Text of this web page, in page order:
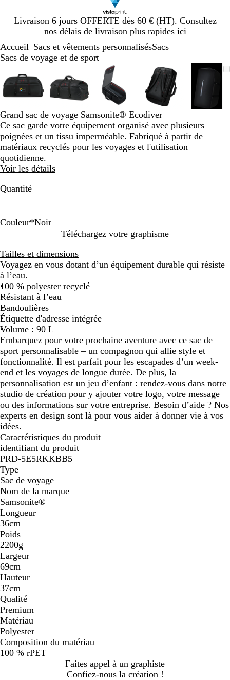
Livraison 6 jours OFFERTE dès 60 € (HT). Consultez
nos délais de livraison plus rapides ici
Diapositive
1
Accueil Sacs et vêtements personnalisésSacs
Sacs de voyage et de sport
zoomable
au
minimum
pour
développer
les
touches
plus
et
moins
pour
zoomer
et
les
touches
fléchées
défiler
zoomable
au
minimum
pour
développer
les
touches
plus
et
moins
pour
zoomer
et
Image
zoomable
Zoom
minimum
Cliquez
développer
Utilisez
touches
plus
et
moins
pour
zoomer
et
Image
zoomable
Zoom
au
minimum
Cliquez
pour
développer
Utilisez
les
touches
plus
et
moins
pour
zoomer
Image
Zoom
et
sur
5
Grand sac de voyage Samsonite® Ecodiver
Ce sac garde votre équipement organisé avec plusieurs
poignées et un tissu imperméable. Fabriqué à partir de
matériaux recyclés pour les voyages et l'utilisation
quotidienne.
Voir les détails
Quantité
Couleur*Noir
i
r
i
t
s
b
l
e
u
e
s
u
n
e
Téléchargez votre graphisme
Tailles et dimensions
Voyagez en vous dotant d’un équipement durable qui résiste
à l’eau.
100 % polyester recyclé
Résistant à l’eau
Bandoulières
Étiquette d'adresse intégrée
Volume : 90 L
Embarquez pour votre prochaine aventure avec ce sac de
sport personnalisable – un compagnon qui allie style et
fonctionnalité. Il est parfait pour les escapades d’un week-
end et les voyages de longue durée. De plus, la
personnalisation est un jeu d’enfant : rendez-vous dans notre
studio de création pour y ajouter votre logo, votre message
ou des informations sur votre entreprise. Besoin d’aide ? Nos
experts en design sont là pour vous aider à donner vie à vos
idées.
Caractéristiques du produit
identifiant du produit
PRD-5E5RKKBB5
Type
Sac de voyage
Nom de la marque
Samsonite®
Longueur
36cm
Poids
2200g
Largeur
69cm
Hauteur
37cm
Qualité
Premium
Matériau
Polyester
Composition du matériau
100 % rPET
Faites appel à un graphiste
Confiez-nous la création !